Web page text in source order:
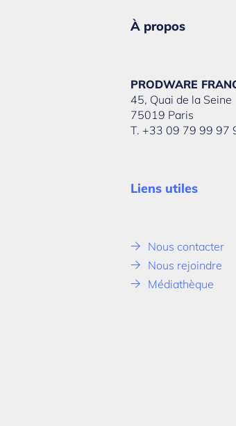
À propos
PRODWARE
45, Quai de la Seine
75019 Paris
T. +33 09 79 99 97
Liens utiles
Nous contacter
Nous rejoindre
Médiathèque